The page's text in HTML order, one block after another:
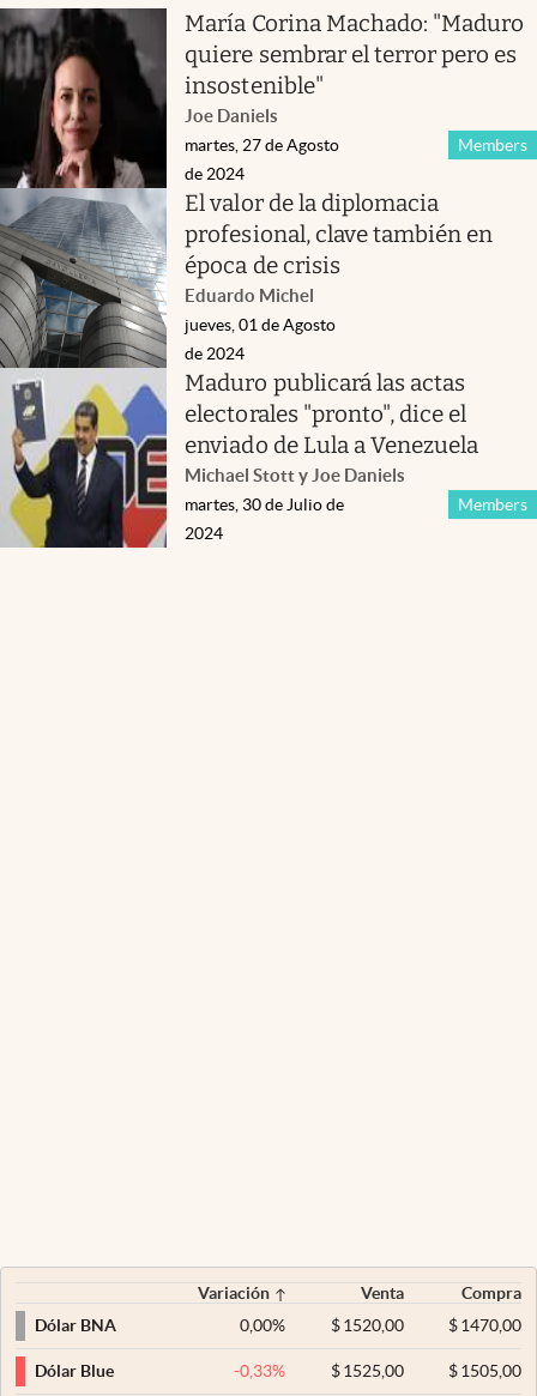
María Corina Machado: "Maduro
quiere sembrar el terror pero es
insostenible"
Joe Daniels
Members
martes, 27 de Agosto
de 2024
El valor de la diplomacia
profesional, clave también en
época de crisis
Eduardo Michel
jueves, 01 de Agosto
de 2024
Maduro publicará las actas
electorales "pronto", dice el
enviado de Lula a Venezuela
Michael Stott y Joe Daniels
Members
martes, 30 de Julio de
2024
Variación Venta
Compra
Dólar BNA
0,00% $ 1520,00 $1470,00
Dólar Blue -0,33% $ 1525,00 $1505,00